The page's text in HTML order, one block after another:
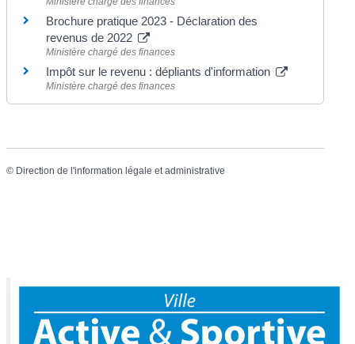
Brochure pratique 2023 - Déclaration des
revenus de 2022
Ministère chargé des finances
Impôt sur le revenu : dépliants d'information
Ministère chargé des finances
© Direction de l'information légale et administrative